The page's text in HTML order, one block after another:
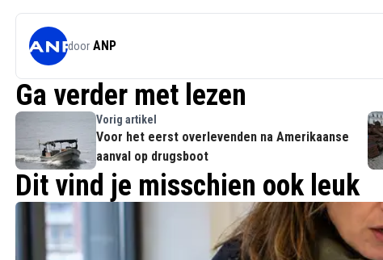
door ANP
Ga verder met lezen
Vorig artikel
Voor het eerst overlevenden na Amerikaanse
aanval op drugsboot
Dit vind je misschien ook leuk